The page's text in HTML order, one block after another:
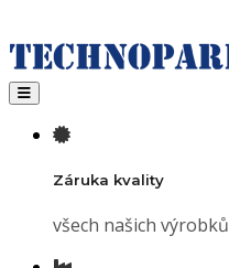
Toggle navigation
Záruka kvality
všech našich výrobků